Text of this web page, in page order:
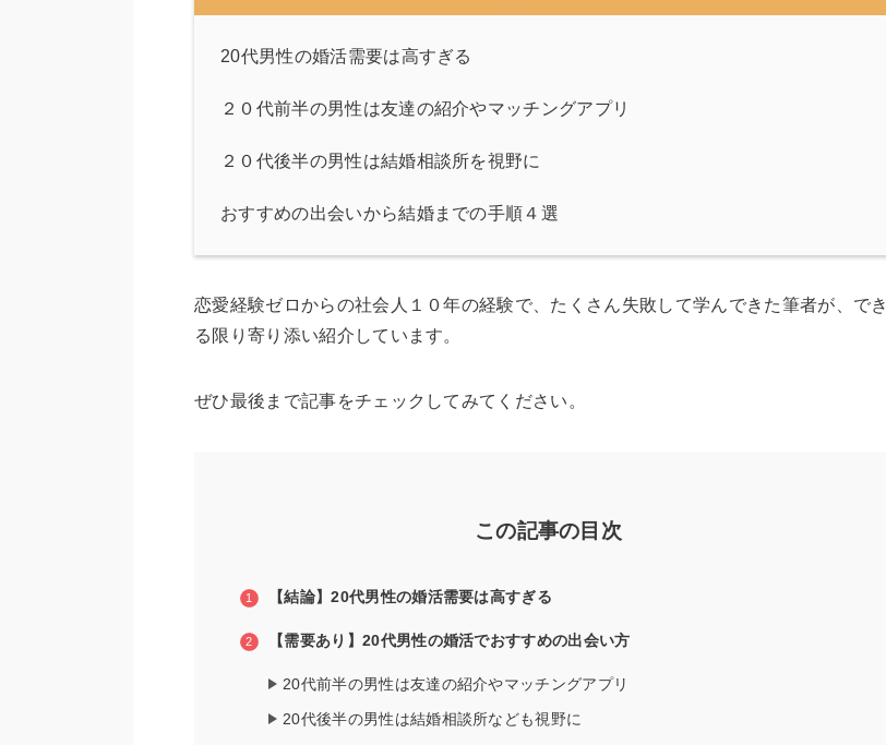
20代男性の婚活需要は高すぎる
２０代前半の男性は友達の紹介やマッチングアプリ
２０代後半の男性は結婚相談所を視野に
おすすめの出会いから結婚までの手順４選
恋愛経験ゼロからの社会人１０年の経験で、たくさん失敗して学んできた筆者が、でき
る限り寄り添い紹介しています。
ぜひ最後まで記事をチェックしてみてください。
この記事の目次
【結論】20代男性の婚活需要は高すぎる
【需要あり】20代男性の婚活でおすすめの出会い方
20代前半の男性は友達の紹介やマッチングアプリ
20代後半の男性は結婚相談所なども視野に